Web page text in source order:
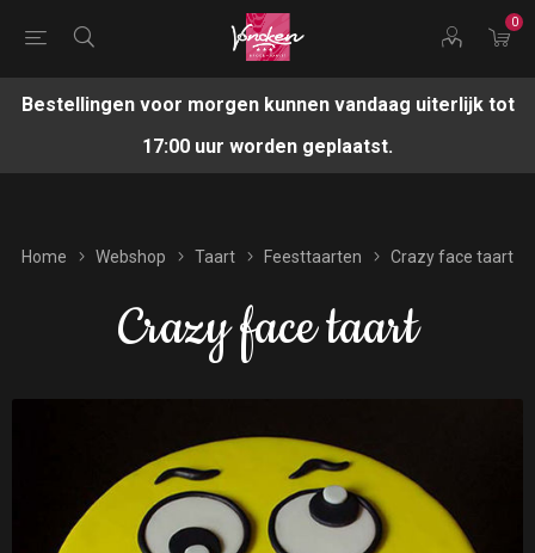
0
Bestellingen voor morgen kunnen vandaag uiterlijk tot
17:00 uur worden geplaatst.
Home Webshop Taart Feesttaarten Crazy face taart
Crazy face taart